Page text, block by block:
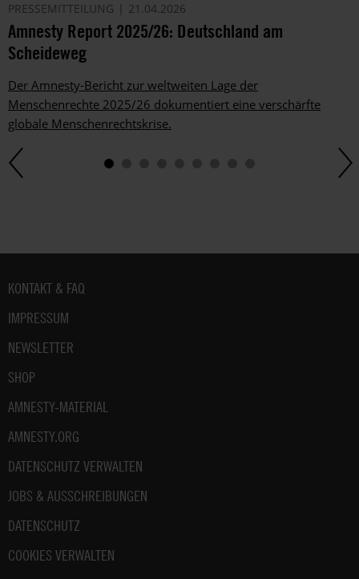
PRESSEMITTEILUNG 21.04.2026
Amnesty Report 2025/26: Deutschland am
Scheideweg
Der Amnesty-Bericht zur weltweiten Lage der
Menschenrechte 2025/26 dokumentiert eine verschärfte
globale Menschenrechtskrise.
Fußbereich
KONTAKT & FAQ
IMPRESSUM
NEWSLETTER
SHOP
AMNESTY-MATERIAL
AMNESTY.ORG
DATENSCHUTZ VERWALTEN
JOBS & AUSSCHREIBUNGEN
DATENSCHUTZ
COOKIES VERWALTEN